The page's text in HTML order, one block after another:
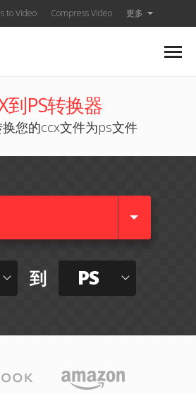
to Video Compress Video 更多
到PS转换器
您的ccx文件为ps文件
到 PS